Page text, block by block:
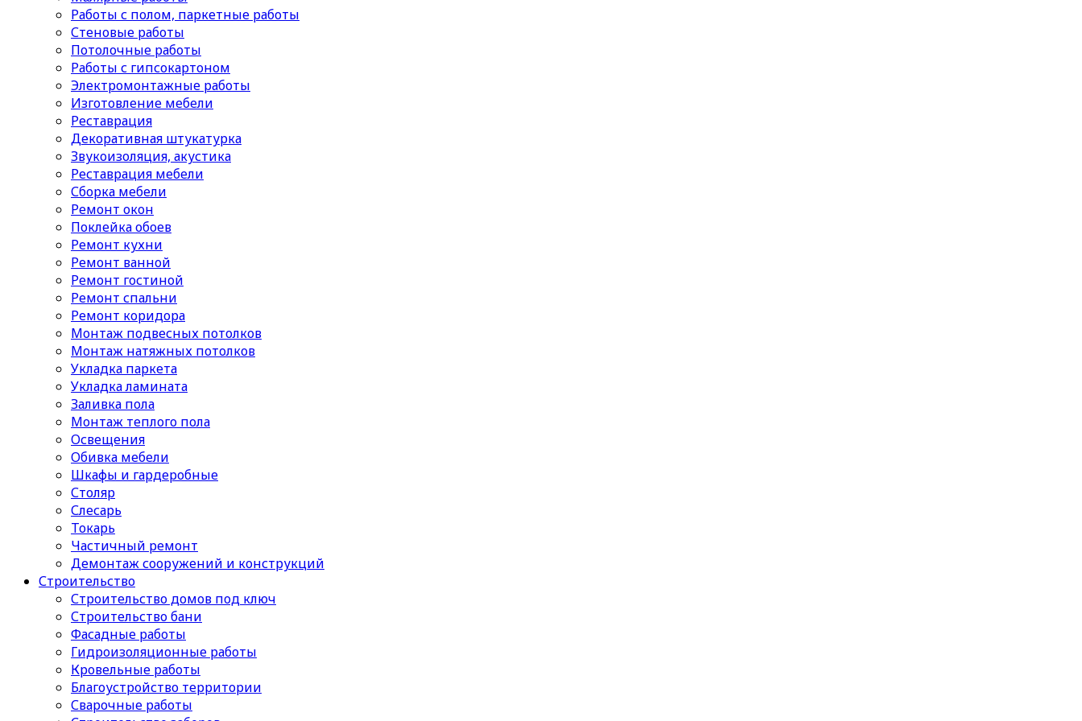
Работы с полом, паркетные работы
Стеновые работы
Потолочные работы
Работы с гипсокартоном
Электромонтажные работы
Изготовление мебели
Реставрация
Декоративная штукатурка
Звукоизоляция, акустика
Реставрация мебели
Сборка мебели
Ремонт окон
Поклейка обоев
Ремонт кухни
Ремонт ванной
Ремонт гостиной
Ремонт спальни
Ремонт коридора
Монтаж подвесных потолков
Монтаж натяжных потолков
Укладка паркета
Укладка ламината
Заливка пола
Монтаж теплого пола
Освещения
Обивка мебели
Шкафы и гардеробные
Столяр
Слесарь
Токарь
Частичный ремонт
Демонтаж сооружений и конструкций
Строительство
Строительство домов под ключ
Строительство бани
Фасадные работы
Гидроизоляционные работы
Кровельные работы
Благоустройство территории
Сварочные работы